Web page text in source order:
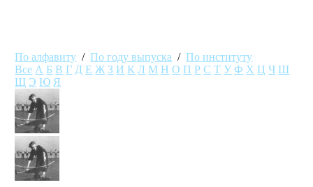
По алфавиту /По году выпуска /По институту
Все А Б В Г Д Е Ж З И К Л М Н О П Р С Т У Ф Х Ц Ч Ш
Щ Э Ю Я